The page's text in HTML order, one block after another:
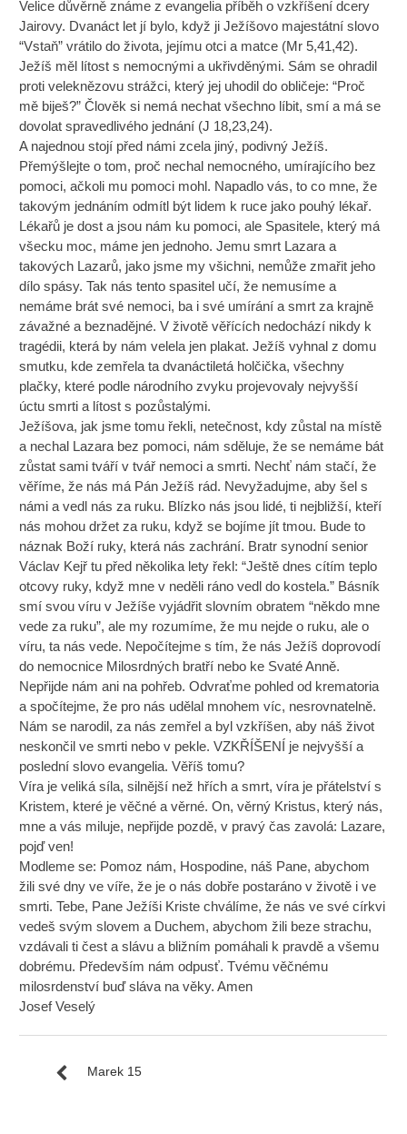
Velice důvěrně známe z evangelia příběh o vzkříšení dcery
Jairovy. Dvanáct let jí bylo, když ji Ježíšovo majestátní slovo
“Vstaň” vrátilo do života, jejímu otci a matce (Mr 5,41,42).
Ježíš měl lítost s nemocnými a ukřivděnými. Sám se ohradil
proti veleknězovu strážci, který jej uhodil do obličeje: “Proč
mě biješ?” Člověk si nemá nechat všechno líbit, smí a má se
dovolat spravedlivého jednání (J 18,23,24).
A najednou stojí před námi zcela jiný, podivný Ježíš.
Přemýšlejte o tom, proč nechal nemocného, umírajícího bez
pomoci, ačkoli mu pomoci mohl. Napadlo vás, to co mne, že
takovým jednáním odmítl být lidem k ruce jako pouhý lékař.
Lékařů je dost a jsou nám ku pomoci, ale Spasitele, který má
všecku moc, máme jen jednoho. Jemu smrt Lazara a
takových Lazarů, jako jsme my všichni, nemůže zmařit jeho
dílo spásy. Tak nás tento spasitel učí, že nemusíme a
nemáme brát své nemoci, ba i své umírání a smrt za krajně
závažné a beznadějné. V životě věřících nedochází nikdy k
tragédii, která by nám velela jen plakat. Ježíš vyhnal z domu
smutku, kde zemřela ta dvanáctiletá holčička, všechny
plačky, které podle národního zvyku projevovaly nejvyšší
úctu smrti a lítost s pozůstalými.
Ježíšova, jak jsme tomu řekli, netečnost, kdy zůstal na místě
a nechal Lazara bez pomoci, nám sděluje, že se nemáme bát
zůstat sami tváří v tvář nemoci a smrti. Nechť nám stačí, že
věříme, že nás má Pán Ježíš rád. Nevyžadujme, aby šel s
námi a vedl nás za ruku. Blízko nás jsou lidé, ti nejbližší, kteří
nás mohou držet za ruku, když se bojíme jít tmou. Bude to
náznak Boží ruky, která nás zachrání. Bratr synodní senior
Václav Kejř tu před několika lety řekl: “Ještě dnes cítím teplo
otcovy ruky, když mne v neděli ráno vedl do kostela.” Básník
smí svou víru v Ježíše vyjádřit slovním obratem “někdo mne
vede za ruku”, ale my rozumíme, že mu nejde o ruku, ale o
víru, ta nás vede. Nepočítejme s tím, že nás Ježíš doprovodí
do nemocnice Milosrdných bratří nebo ke Svaté Anně.
Nepřijde nám ani na pohřeb. Odvraťme pohled od krematoria
a spočítejme, že pro nás udělal mnohem víc, nesrovnatelně.
Nám se narodil, za nás zemřel a byl vzkříšen, aby náš život
neskončil ve smrti nebo v pekle. VZKŘÍŠENÍ je nejvyšší a
poslední slovo evangelia. Věříš tomu?
Víra je veliká síla, silnější než hřích a smrt, víra je přátelství s
Kristem, které je věčné a věrné. On, věrný Kristus, který nás,
mne a vás miluje, nepřijde pozdě, v pravý čas zavolá: Lazare,
pojď ven!
Modleme se: Pomoz nám, Hospodine, náš Pane, abychom
žili své dny ve víře, že je o nás dobře postaráno v životě i ve
smrti. Tebe, Pane Ježíši Kriste chválíme, že nás ve své církvi
vedeš svým slovem a Duchem, abychom žili beze strachu,
vzdávali ti čest a slávu a bližním pomáhali k pravdě a všemu
dobrému. Především nám odpusť. Tvému věčnému
milosrdenství buď sláva na věky. Amen
Josef Veselý
Marek 15